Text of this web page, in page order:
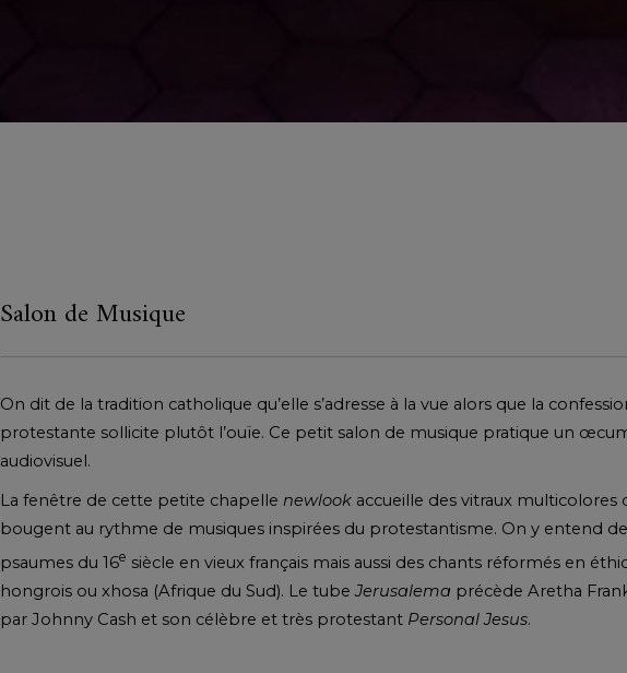
Salon de Musique
On dit de la tradition catholique qu’elle s’adresse à la vue alors que la
protestante sollicite plutôt l’ouïe. Ce petit salon de musique pratique un
audiovisuel.
La fenêtre de cette petite chapelle newlook accueille des vitraux multicolores
bougent au rythme de musiques inspirées du protestantisme. On y entend
psaumes du 16e siècle en vieux français mais aussi des chants réformés en
hongrois ou xhosa (Afrique du Sud). Le tubeJerusalema précède Aretha
par Johnny Cash et son célèbre et très protestant Personal Jesus.